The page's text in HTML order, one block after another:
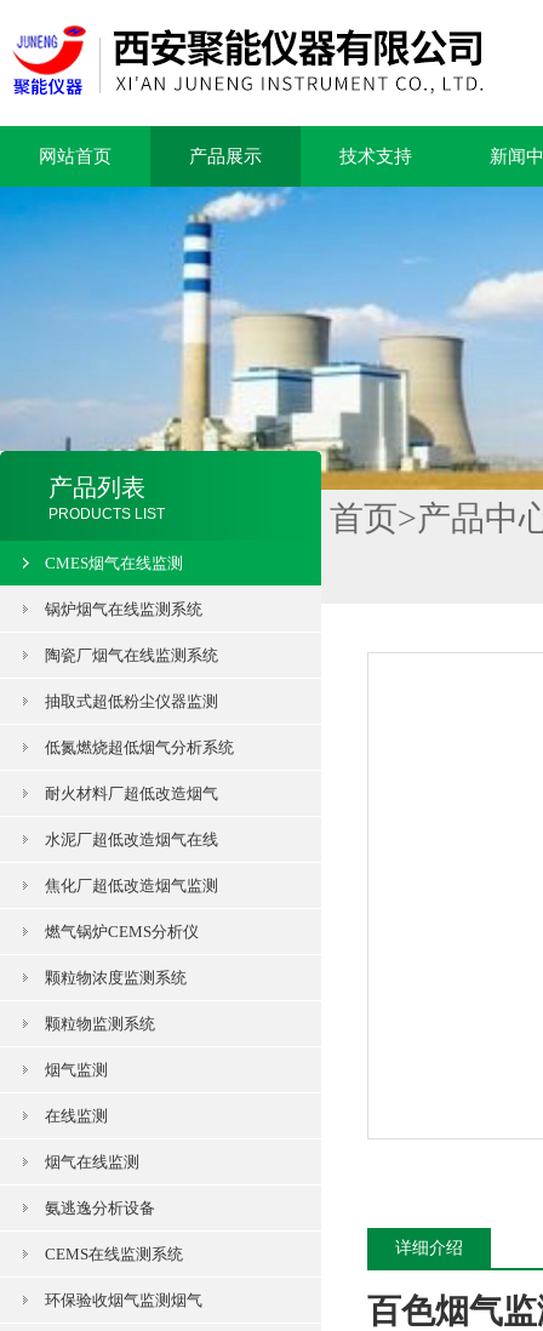
网站首页 产品展示 技术支持 新闻
产品列表
PRODUCTS LIST
CMES烟气在线监测
锅炉烟气在线监测系统
陶瓷厂烟气在线监测系统
抽取式超低粉尘仪器监测
低氮燃烧超低烟气分析系统
耐火材料厂超低改造烟气
水泥厂超低改造烟气在线
焦化厂超低改造烟气监测
燃气锅炉CEMS分析仪
颗粒物浓度监测系统
颗粒物监测系统
烟气监测
在线监测
烟气在线监测
氨逃逸分析设备
CEMS在线监测系统
环保验收烟气监测烟气
首页>产品中
详细介绍
百色烟气